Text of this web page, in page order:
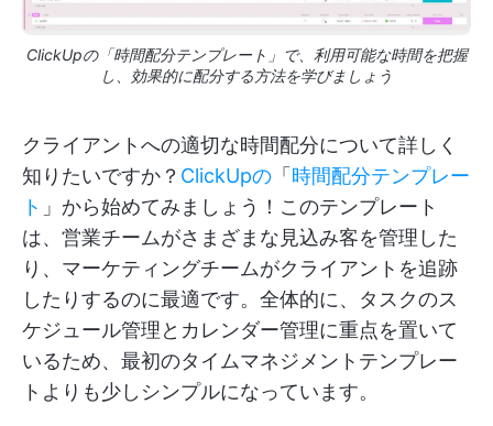
ClickUpの「時間配分テンプレート」で、利用可能な時間を把握
し、効果的に配分する方法を学びましょう
クライアントへの適切な時間配分について詳しく
知りたいですか？ ClickUpの 「時間配分テンプレー
ト 」から始めてみましょう！このテンプレート
は、営業チームがさまざまな見込み客を管理した
り、マーケティングチームがクライアントを追跡
したりするのに最適です。全体的に、タスクのス
ケジュール管理とカレンダー管理に重点を置いて
いるため、最初のタイムマネジメントテンプレー
トよりも少しシンプルになっています。